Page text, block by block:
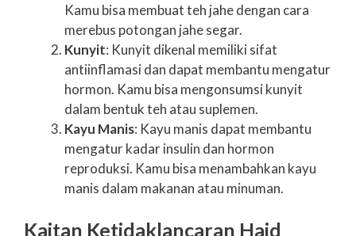
Kamu bisa membuat teh jahe dengan cara
merebus potongan jahe segar.
Kunyit: Kunyit dikenal memiliki sifat
antiinflamasi dan dapat membantu mengatur
hormon. Kamu bisa mengonsumsi kunyit
dalam bentuk teh atau suplemen.
Kayu Manis: Kayu manis dapat membantu
mengatur kadar insulin dan hormon
reproduksi. Kamu bisa menambahkan kayu
manis dalam makanan atau minuman.
Kaitan Ketidaklancaran Haid